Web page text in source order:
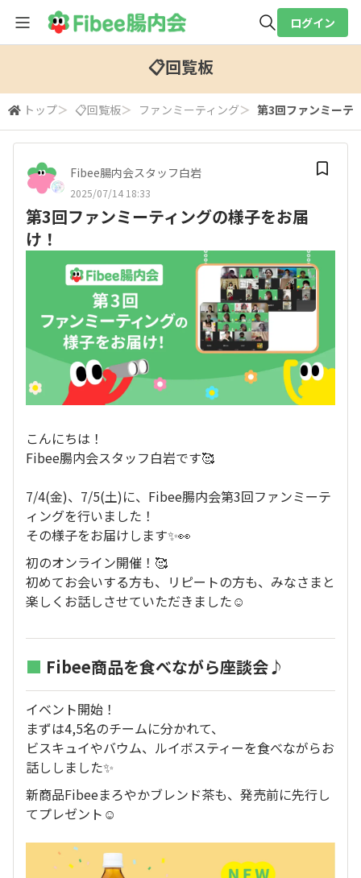
ログイン
📋回覧板
トップ＞ 📋回覧板＞ ファンミーティング＞ 第3回ファンミーテ
Fibee腸内会スタッフ白岩
2025/07/14 18:33
第3回ファンミーティングの様子をお届
け！
こんにちは！
Fibee腸内会スタッフ白岩です🥰
7/4(金)、7/5(土)に、Fibee腸内会第3回ファンミーテ
ィングを行いました！
その様子をお届けします✨👀
初のオンライン開催！🥰
初めてお会いする方も、リピートの方も、みなさまと
楽しくお話しさせていただきました☺️
■ Fibee商品を食べながら座談会♪
イベント開始！
まずは4,5名のチームに分かれて、
ビスキュイやバウム、ルイボスティーを食べながらお
話ししました✨
新商品Fibeeまろやかブレンド茶も、発売前に先行し
てプレゼント☺️